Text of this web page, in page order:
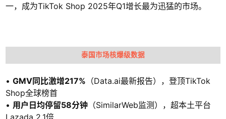
一，成为TikTok Shop 2025年Q1增长最为迅猛的市场。
泰国市场核爆级数据
• GMV同比激增217% （Data.ai最新报告），登顶TikTok
Shop全球榜首
• 用户日均停留58分钟 （SimilarWeb监测），超本土平台
Lazada 2.1倍